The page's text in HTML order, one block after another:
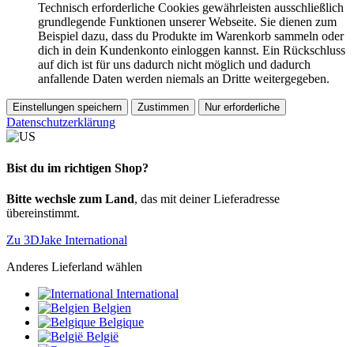
Technisch erforderliche Cookies gewährleisten ausschließlich
grundlegende Funktionen unserer Webseite. Sie dienen zum
Beispiel dazu, dass du Produkte im Warenkorb sammeln oder
dich in dein Kundenkonto einloggen kannst. Ein Rückschluss
auf dich ist für uns dadurch nicht möglich und dadurch
anfallende Daten werden niemals an Dritte weitergegeben.
Einstellungen speichern Zustimmen Nur erforderliche
Datenschutzerklärung
Bist du im richtigen Shop?
Bitte wechsle zum Land, das mit deiner Lieferadresse
übereinstimmt.
Zu 3DJake International
Anderes Lieferland wählen
International
Belgien
Belgique
België